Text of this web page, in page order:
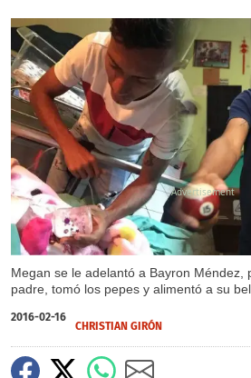
Megan se le adelantó a Bayron Méndez,
padre, tomó los pepes y alimentó a su
2016-02-16
CHRISTIAN GIRÓN